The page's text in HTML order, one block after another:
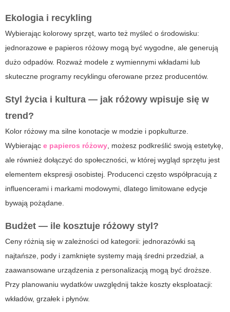
Ekologia i recykling
Wybierając kolorowy sprzęt, warto też myśleć o środowisku:
jednorazowe e papieros różowy mogą być wygodne, ale generują
dużo odpadów. Rozważ modele z wymiennymi wkładami lub
skuteczne programy recyklingu oferowane przez producentów.
Styl życia i kultura — jak różowy wpisuje się w
trend?
Kolor różowy ma silne konotacje w modzie i popkulturze.
Wybierając e papieros różowy, możesz podkreślić swoją estetykę,
ale również dołączyć do społeczności, w której wygląd sprzętu jest
elementem ekspresji osobistej. Producenci często współpracują z
influencerami i markami modowymi, dlatego limitowane edycje
bywają pożądane.
Budżet — ile kosztuje różowy styl?
Ceny różnią się w zależności od kategorii: jednorazówki są
najtańsze, pody i zamknięte systemy mają średni przedział, a
zaawansowane urządzenia z personalizacją mogą być droższe.
Przy planowaniu wydatków uwzględnij także koszty eksploatacji:
wkładów, grzałek i płynów.